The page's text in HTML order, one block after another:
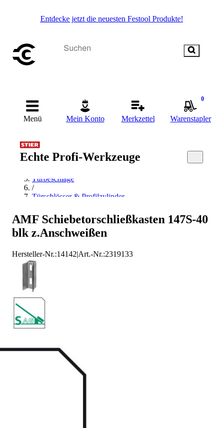
Entdecke jetzt die neuesten Festool Produkte!
Menü Mein Konto Merkzettel
0
Warenstapler
Echte Profi-Werkzeuge
Startseite
/
Beschläge & Sicherheitstechnik
Türbeschläge
/
Türschlösser & Profilzylinder
Schlosskästen
/
AMF Schlosskästen
AMF Schiebetorschließkasten 147S-40
blk z.Anschweißen
Hersteller-Nr.:14142|Art.-Nr.:2319133